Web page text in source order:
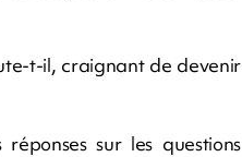
t-il, craignant de devenir
sur les questions